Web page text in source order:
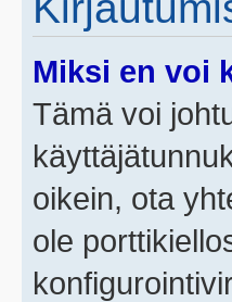
Miksi en voi
Tämä voi
oikein, ota
ole